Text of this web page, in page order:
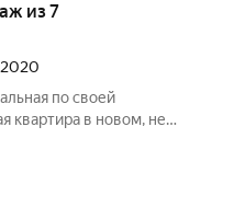
из 7
2020
по своей
квартира в новом, не
17.6 кв.м, с/у